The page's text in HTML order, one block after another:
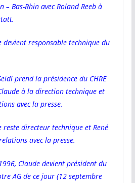
– Bas-Rhin avec Roland Reeb à
devient responsable technique du
prend la présidence du CHRE
à la direction technique et
avec la presse.
reste directeur technique et René
avec la presse.
Claude devient président du
AG de ce jour (12 septembre